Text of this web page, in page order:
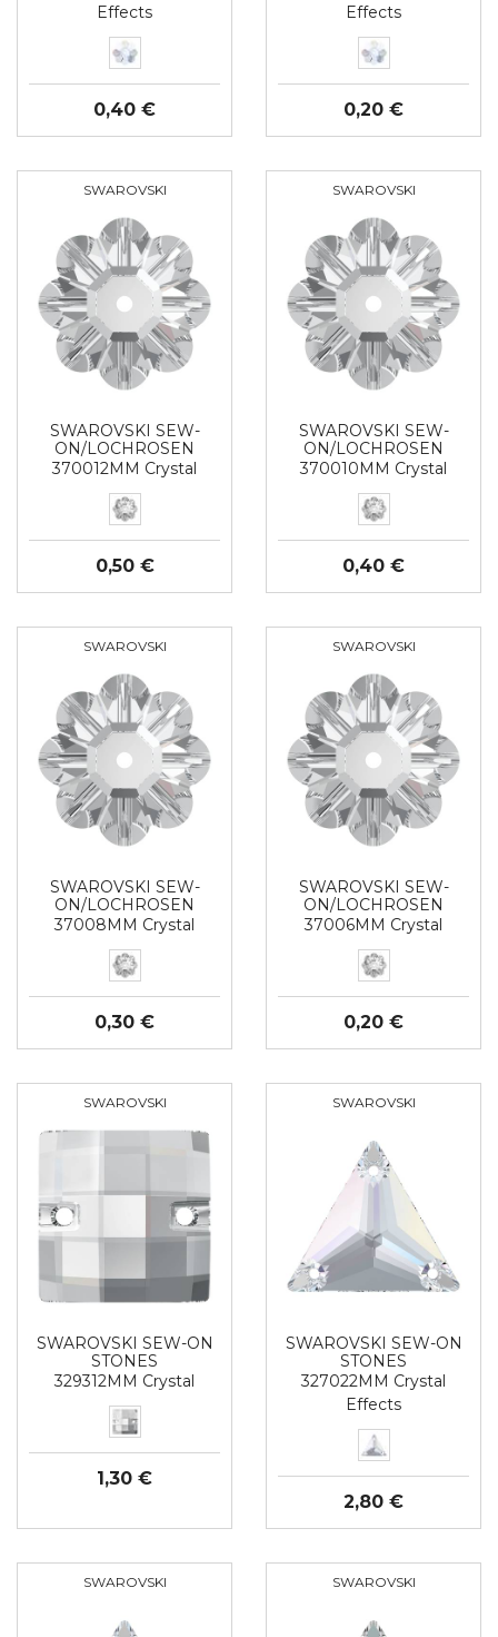
Effects
0,40 €
Effects
0,20 €
SWAROVSKI
SWAROVSKI SEW-
ON/LOCHROSEN
370012MM Crystal
0,50 €
SWAROVSKI
SWAROVSKI SEW-
ON/LOCHROSEN
370010MM Crystal
0,40 €
SWAROVSKI
SWAROVSKI SEW-
ON/LOCHROSEN
37008MM Crystal
0,30 €
SWAROVSKI
SWAROVSKI SEW-
ON/LOCHROSEN
37006MM Crystal
0,20 €
SWAROVSKI
SWAROVSKI SEW-ON
STONES
329312MM Crystal
1,30 €
SWAROVSKI
SWAROVSKI SEW-ON
STONES
327022MM Crystal
Effects
2,80 €
SWAROVSKI SWAROVSKI